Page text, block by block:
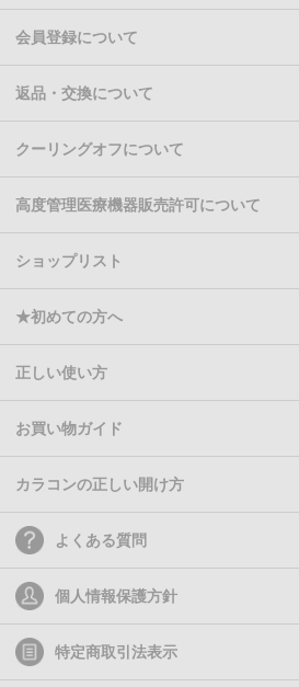
会員登録について
返品・交換について
クーリングオフについて
高度管理医療機器販売許可について
ショップリスト
★初めての方へ
正しい使い方
お買い物ガイド
カラコンの正しい開け方
よくある質問
個人情報保護方針
特定商取引法表示